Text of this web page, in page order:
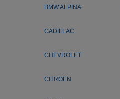
BMW ALPINA
CADILLAC
CHEVROLET
CITROEN